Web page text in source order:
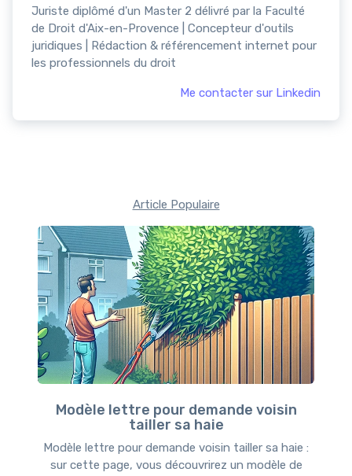
Juriste diplômé d'un Master 2 délivré par la Faculté
de Droit d'Aix-en-Provence | Concepteur d'outils
juridiques | Rédaction & référencement internet pour
les professionnels du droit
Me contacter sur Linkedin
Article Populaire
Modèle lettre pour demande voisin
tailler sa haie
Modèle lettre pour demande voisin tailler sa haie :
sur cette page, vous découvrirez un modèle de